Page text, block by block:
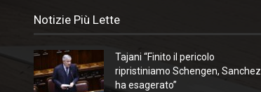
Notizie Più Lette
Tajani “Finito il pericolo
ripristiniamo Schengen, Sanchez
ha esagerato”